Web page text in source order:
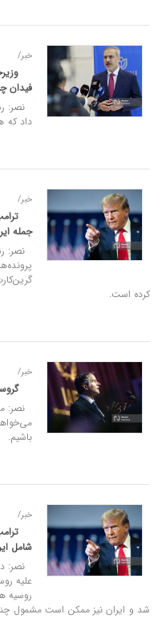
خبر/
فیدان
نصر:
داد که
خبر/
جمله
نصر:
کرده است.
خبر/
نصر:
باشیم.
خبر/
شامل
نصر:
علیه
روسیه
شد و ایران نیز ممکن است مشمول